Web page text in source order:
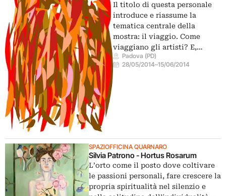
Il titolo di questa personale
introduce e riassume la
tematica centrale della
mostra: il viaggio. Come
viaggiano gli artisti? E,…
Padova (PD)
28/05/2014–15/06/2014
SPAZIOFFICINA QUARNARO
Silvia Patrono - Hortus Rosarum
L’orto come il posto dove coltivare
le passioni personali, fare crescere la
propria spiritualità nel silenzio e